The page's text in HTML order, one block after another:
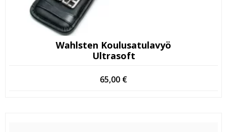
Wahlsten Koulusatulavyö
Ultrasoft
65,00 €